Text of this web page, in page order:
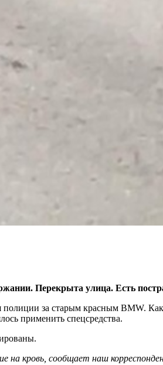
Перекрыта улица. Есть
полиции за старым красным BMW.
применить спецсредства.
на кровь, сообщает наш